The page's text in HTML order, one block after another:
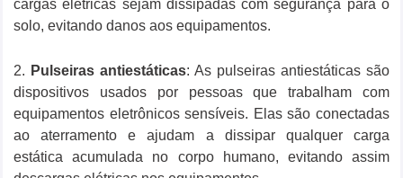
cargas elétricas sejam dissipadas com segurança para o
solo, evitando danos aos equipamentos.
2. Pulseiras antiestáticas: As pulseiras antiestáticas são
dispositivos usados por pessoas que trabalham com
equipamentos eletrônicos sensíveis. Elas são conectadas
ao aterramento e ajudam a dissipar qualquer carga
estática acumulada no corpo humano, evitando assim